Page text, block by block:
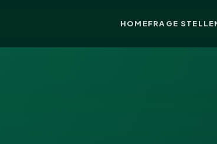
HOMEFRAGE